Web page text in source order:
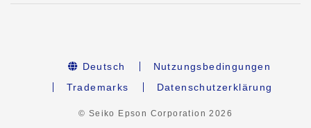
Deutsch
Nutzungsbedingungen
Trademarks
Datenschutzerklärung
© Seiko Epson Corporation2026